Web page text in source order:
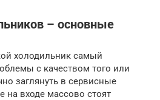
– основные
холодильник самый
с качеством того или
заглянуть в сервисные
на входе массово стоят